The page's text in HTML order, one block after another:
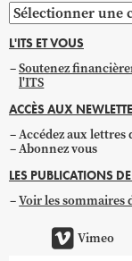
Parcourir
par
catégorie
L'ITS ET VOUS
Soutenez
l'ITS
ACCÈS AUX
Accédez aux
Abonnez vous
LES PUBLICATIONS
Voir les sommaires
Vimeo